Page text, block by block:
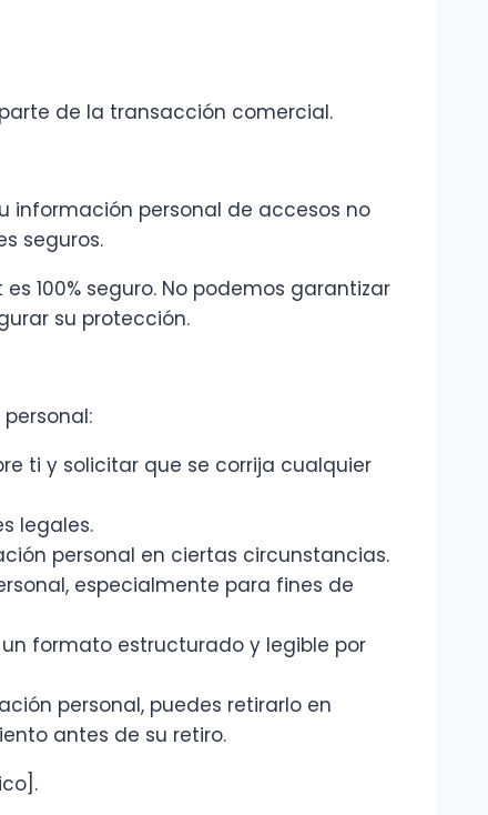
de la transacción comercial.
información personal de accesos no
seguros.
100% seguro. No podemos garantizar
su protección.
ti y solicitar que se corrija cualquier
legales.
personal en ciertas circunstancias.
especialmente para fines de
formato estructurado y legible por
personal, puedes retirarlo en
antes de su retiro.